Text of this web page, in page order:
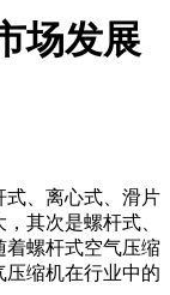
场发展
式、离心式、滑片
其次是螺杆式、
着螺杆式空气压缩
缩机在行业中的